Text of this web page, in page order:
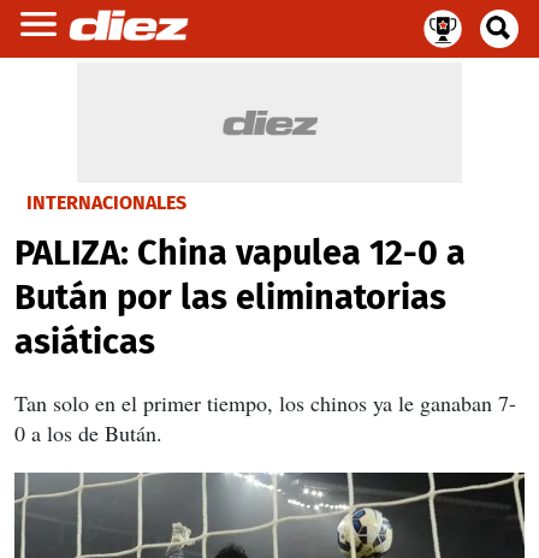
INTERNACIONALES
PALIZA: China vapulea 12-0 a
Bután por las eliminatorias
asiáticas
Tan solo en el primer tiempo, los chinos ya le ganaban 7-
0 a los de Bután.